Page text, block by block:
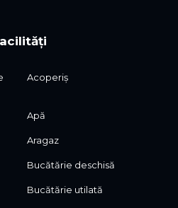
Acoperiș
Apă
Aragaz
Bucătărie deschisă
Bucătărie utilată